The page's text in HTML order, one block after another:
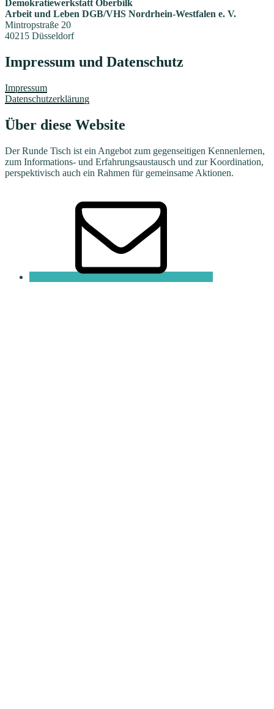
Demokratiewerkstatt Oberbilk
Arbeit und Leben DGB/VHS Nordrhein-Westfalen e. V.
Mintropstraße 20
40215 Düsseldorf
Impressum und Datenschutz
Impressum
Datenschutzerklärung
Über diese Website
Der Runde Tisch ist ein Angebot zum gegenseitigen Kennenlernen,
zum Informations- und Erfahrungsaustausch und zur Koordination,
perspektivisch auch ein Rahmen für gemeinsame Aktionen.